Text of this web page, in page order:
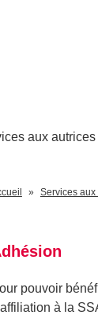
aux
Services
pouvoir
à la